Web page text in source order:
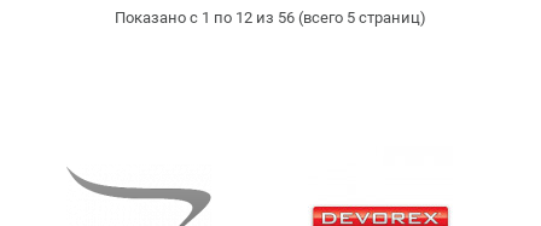
Показано с 1 по 12 из 56 (всего 5 страниц)